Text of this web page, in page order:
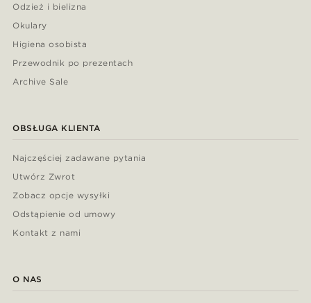
Odzież i bielizna
Okulary
Higiena osobista
Przewodnik po prezentach
Archive Sale
OBSŁUGA KLIENTA
Najczęściej zadawane pytania
Utwórz Zwrot
Zobacz opcje wysyłki
Odstąpienie od umowy
Kontakt z nami
O NAS